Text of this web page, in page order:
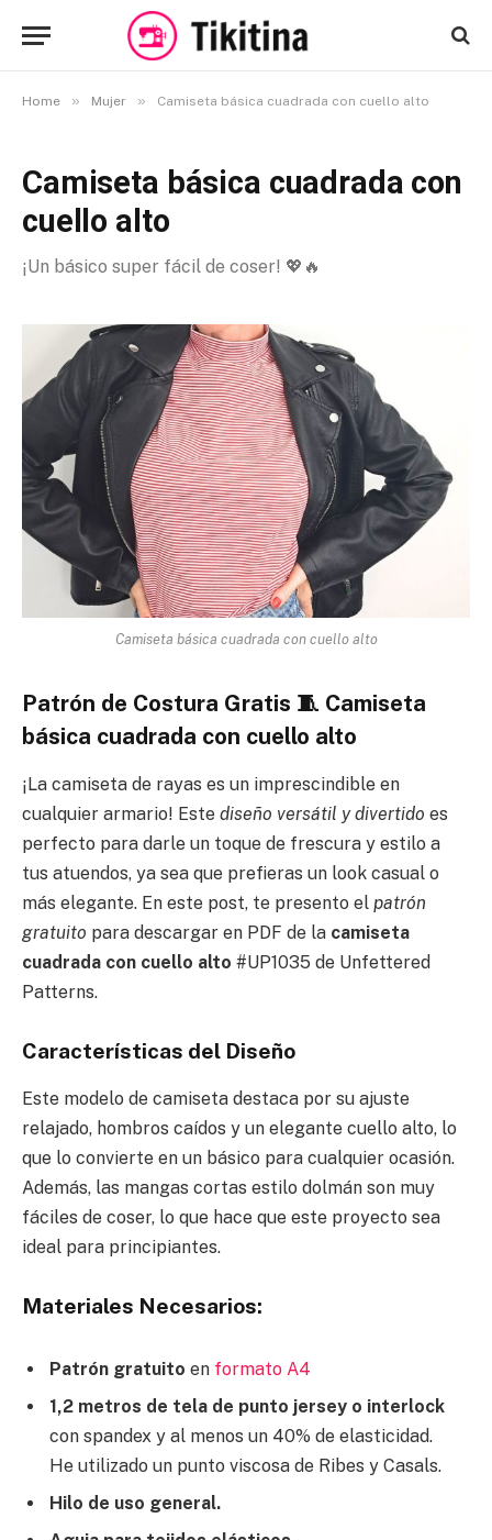
Home » Mujer » Camiseta básica cuadrada con cuello alto
Camiseta básica cuadrada con
cuello alto
¡Un básico super fácil de coser! 💖🔥
Camiseta básica cuadrada con cuello alto
Patrón de Costura Gratis 🧵 Camiseta
básica cuadrada con cuello alto
¡La camiseta de rayas es un imprescindible en
cualquier armario! Este diseño versátil y divertido es
perfecto para darle un toque de frescura y estilo a
tus atuendos, ya sea que prefieras un look casual o
más elegante. En este post, te presento el patrón
gratuito para descargar en PDF de la camiseta
cuadrada con cuello alto #UP1035 de Unfettered
Patterns.
Características del Diseño
Este modelo de camiseta destaca por su ajuste
relajado, hombros caídos y un elegante cuello alto, lo
que lo convierte en un básico para cualquier ocasión.
Además, las mangas cortas estilo dolmán son muy
fáciles de coser, lo que hace que este proyecto sea
ideal para principiantes.
Materiales Necesarios:
Patrón gratuito en formato A4
1,2 metros de tela de punto jersey o interlock
con spandex y al menos un 40% de elasticidad.
He utilizado un punto viscosa de Ribes y Casals.
Hilo de uso general.